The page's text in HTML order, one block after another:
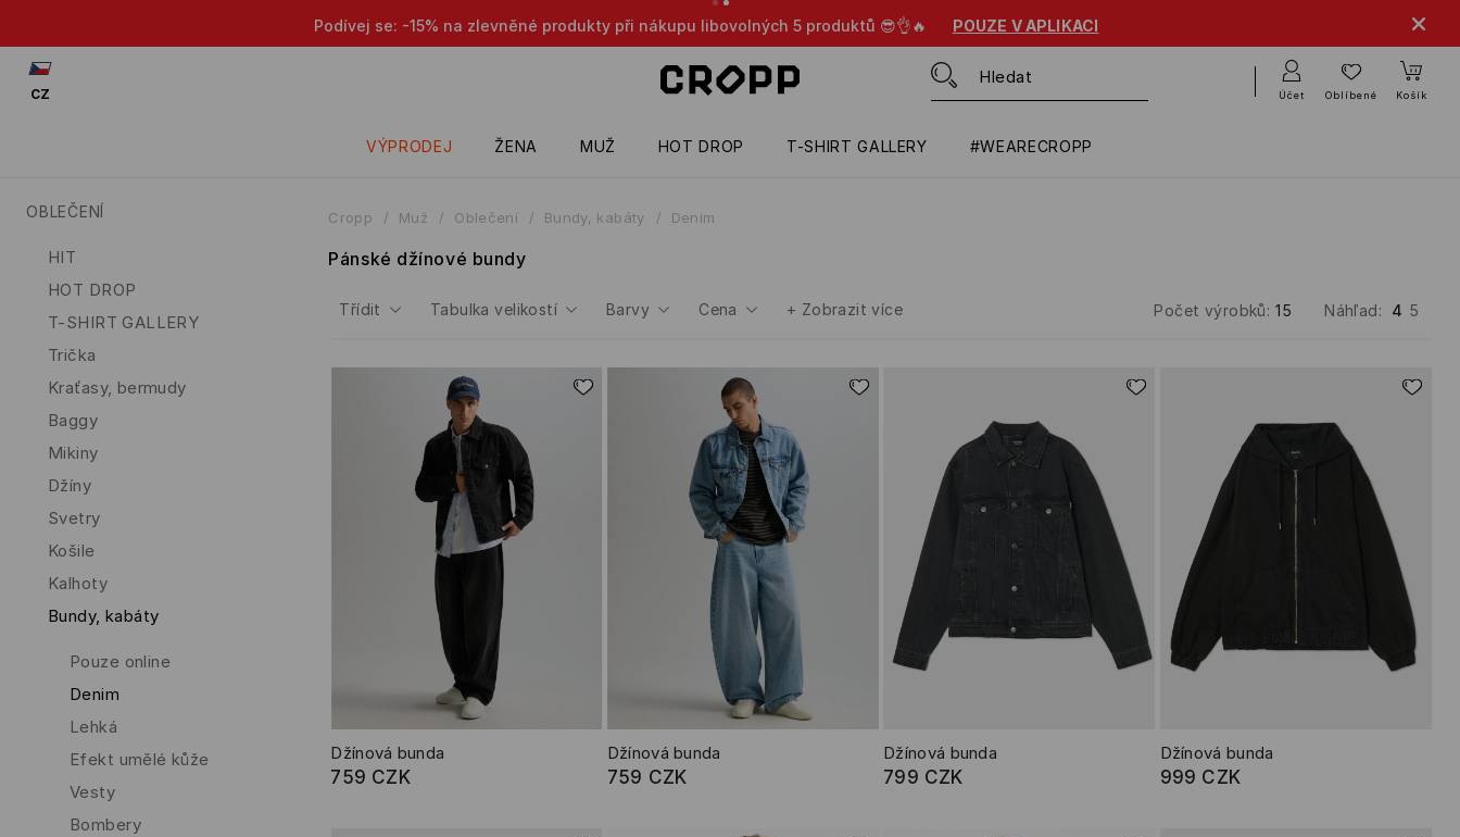
Podívej se: -15% na zlevněné produkty při nákupu libovolných 5 produktů 😎👌🔥 POUZE V APLIKACI
VÝPRODEJ ŽENA MUŽ HOT DROP T-SHIRT GALLERY #WEARECROPP
CZ Účet Oblíbené Košík
OBLEČENÍ
HIT
HOT DROP
T-SHIRT GALLERY
Trička
Kraťasy, bermudy
Baggy
Mikiny
Džíny
Svetry
Košile
Kalhoty
Bundy, kabáty
Pouze online
Denim
Lehká
Efekt umělé kůže
Vesty
Bombery
Cropp Muž Oblečení Bundy, kabáty Denim
Pánské džínové bundy
Třídit Tabulka velikostí Barvy Cena + Zobrazit více Počet výrobků: 15 Náhľad: 4 5
Džínová bunda
759 CZK
Džínová bunda
759 CZK
Džínová bunda
799 CZK
Džínová bunda
999 CZK